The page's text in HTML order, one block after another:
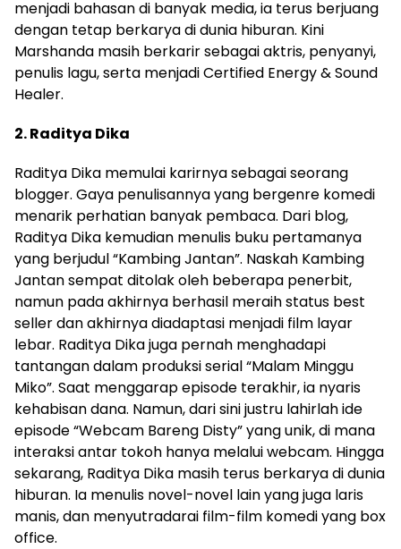
menjadi bahasan di banyak media, ia terus berjuang
dengan tetap berkarya di dunia hiburan. Kini
Marshanda masih berkarir sebagai aktris, penyanyi,
penulis lagu, serta menjadi Certified Energy & Sound
Healer.
2. Raditya Dika
Raditya Dika memulai karirnya sebagai seorang
blogger. Gaya penulisannya yang bergenre komedi
menarik perhatian banyak pembaca. Dari blog,
Raditya Dika kemudian menulis buku pertamanya
yang berjudul “Kambing Jantan”. Naskah Kambing
Jantan sempat ditolak oleh beberapa penerbit,
namun pada akhirnya berhasil meraih status best
seller dan akhirnya diadaptasi menjadi film layar
lebar. Raditya Dika juga pernah menghadapi
tantangan dalam produksi serial “Malam Minggu
Miko”. Saat menggarap episode terakhir, ia nyaris
kehabisan dana. Namun, dari sini justru lahirlah ide
episode “Webcam Bareng Disty” yang unik, di mana
interaksi antar tokoh hanya melalui webcam. Hingga
sekarang, Raditya Dika masih terus berkarya di dunia
hiburan. Ia menulis novel-novel lain yang juga laris
manis, dan menyutradarai film-film komedi yang box
office.